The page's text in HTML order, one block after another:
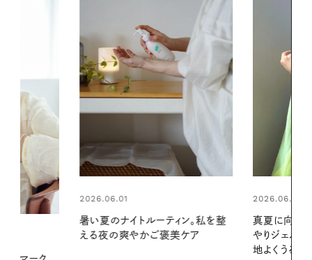
2026.06.01
真夏に向けて、ハーブが香るひん
やりジェルと出合う。暑い季節に心
2026.07.24
夏の髪と心
る【大人気の
1本で汗ばむ